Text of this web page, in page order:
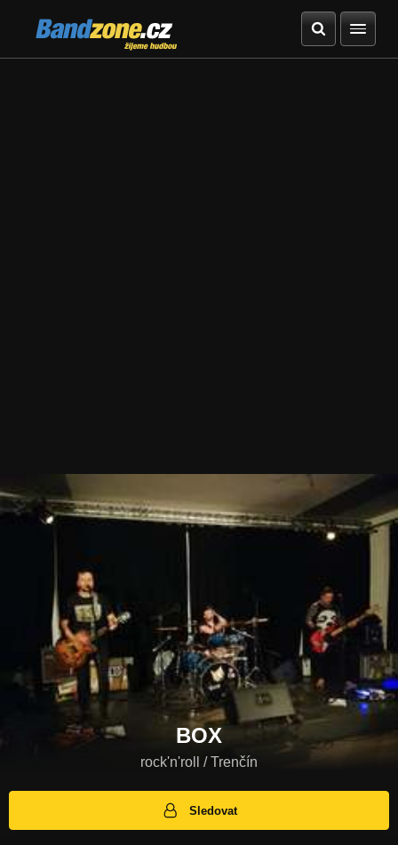
Bandzone.cz
žijeme hudbou
BOX
rock'n'roll / Trenčín
Sledovat